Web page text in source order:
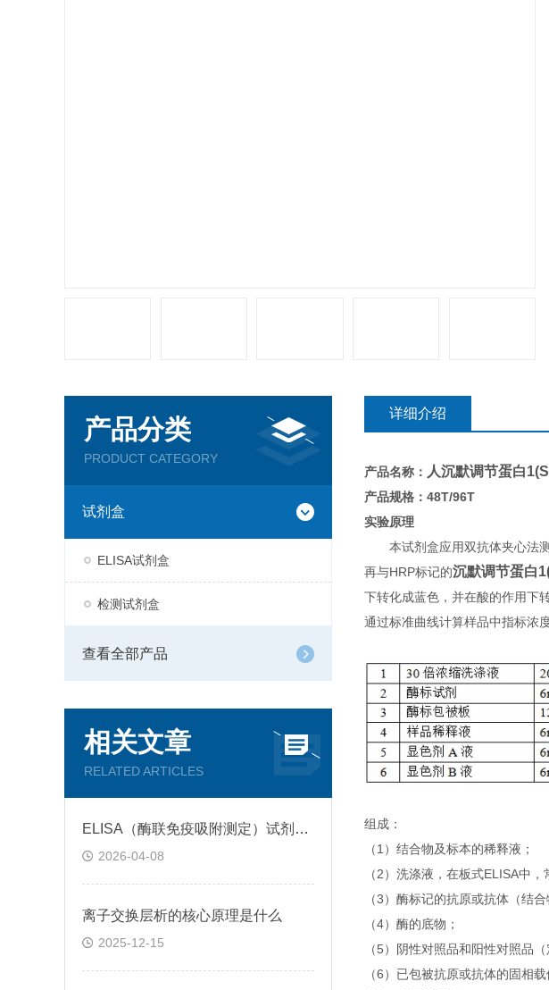
产品分类
PRODUCT CATEGORY
试剂盒
ELISA试剂盒
检测试剂盒
查看全部产品
相关文章
RELATED ARTICLES
ELISA（酶联免疫吸附测定）试剂盒原理类型检测方法
2026-04-08
离子交换层析的核心原理是什么
2025-12-15
详细介绍
产品名称： 人沉默调节蛋白
产品规格：48T/96T
实验原理
本试剂盒应用双抗体夹心法
再与HRP标记的沉默调节蛋白
下转化成蓝色，并在酸的作用下
通过标准曲线计算样品中指标浓度
组成：
（1）结合物及标本的稀释液；
（2）洗涤液，在板式ELISA中
（3）酶标记的抗原或抗体（结合
（4）酶的底物；
（5）阴性对照品和阳性对照品
（6）已包被抗原或抗体的固相载